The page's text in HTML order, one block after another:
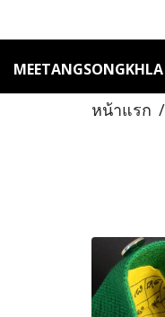
MEETANGSONGKHLA
หน้าแรก